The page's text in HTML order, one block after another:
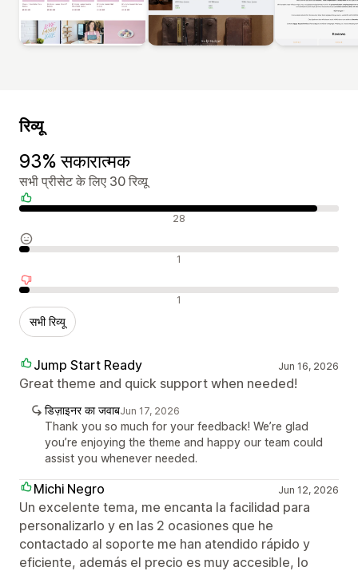
रिव्यू
93% सकारात्मक
सभी प्रीसेट के लिए 30 रिव्यू
सकारात्मक रिव्यू 28
न्यूट्रल रिव्यू 1
नकारात्मक रिव्यू 1
सभी रिव्यू
Jump Start Ready Jun 16, 2026
Great theme and quick support when needed!
डिज़ाइनर का जवाबJun 17, 2026
Thank you so much for your feedback! We’re glad
you’re enjoying the theme and happy our team could
assist you whenever needed.
Michi Negro Jun 12, 2026
Un excelente tema, me encanta la facilidad para
personalizarlo y en las 2 ocasiones que he
contactado al soporte me han atendido rápido y
eficiente, además el precio es muy accesible, lo